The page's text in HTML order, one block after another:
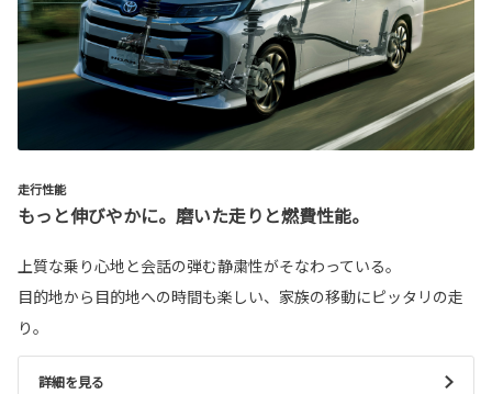
走行性能
もっと伸びやかに。磨いた走りと燃費性能。
上質な乗り心地と会話の弾む静粛性がそなわっている。
目的地から目的地への時間も楽しい、家族の移動にピッタリの走
り。
詳細を見る